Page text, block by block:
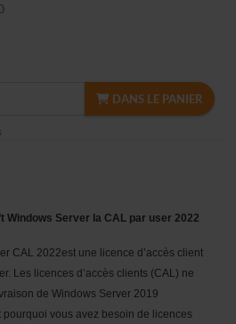
DANS LE PANIER
Windows Server la CAL par user 2022
CAL 2022est une licence d’accès client
Les licences d’accès clients (CAL) ne
de Windows Server 2019
pourquoi vous avez besoin de licences